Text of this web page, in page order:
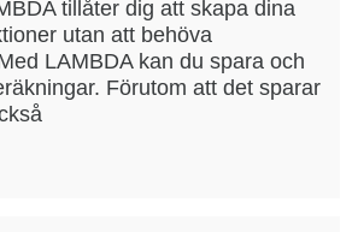
tillåter dig att skapa dina
utan att behöva
LAMBDA kan du spara och
Förutom att det sparar